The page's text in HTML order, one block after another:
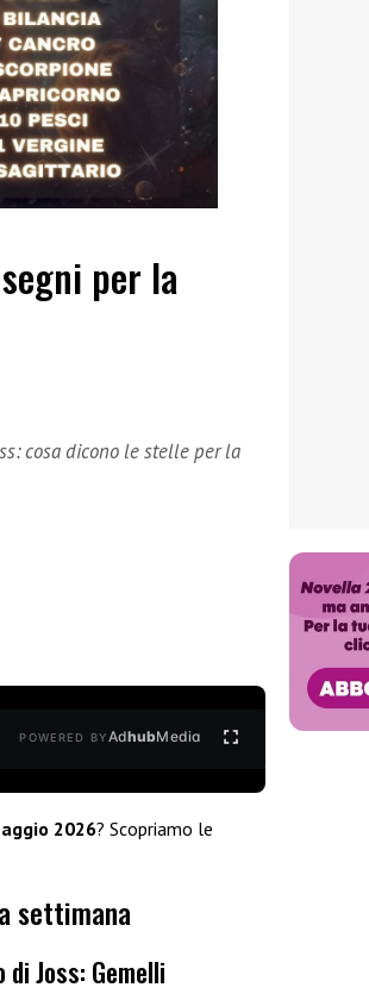
per la
cosa dicono le stelle per la
POWERED BYAdhubMedia
2026? Scopriamo le
settimana
di Joss: Gemelli